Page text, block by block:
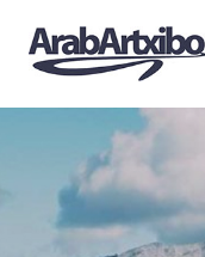
contenido